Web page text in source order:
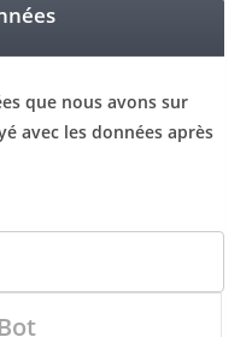
que nous avons sur
avec les données après